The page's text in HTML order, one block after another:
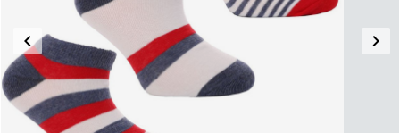
Poprzedni
keyboard_arrow_left keyboard_arrow_right